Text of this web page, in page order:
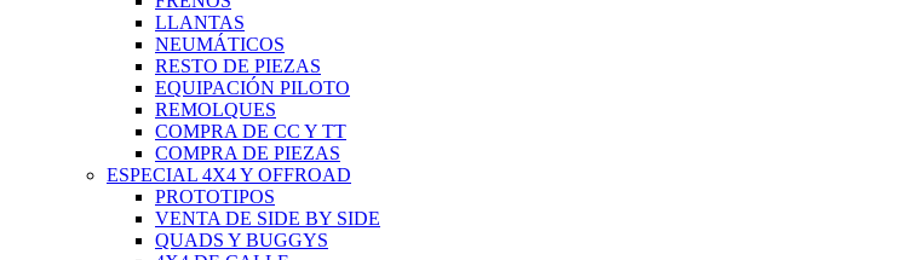
LLANTAS
NEUMÁTICOS
RESTO DE PIEZAS
EQUIPACIÓN PILOTO
REMOLQUES
COMPRA DE CC Y TT
COMPRA DE PIEZAS
ESPECIAL 4X4 Y OFFROAD
PROTOTIPOS
VENTA DE SIDE BY SIDE
QUADS Y BUGGYS